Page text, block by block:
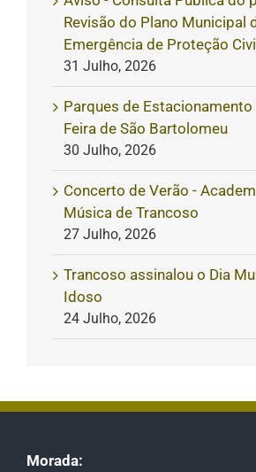
Revisão do Plano Municipal
Emergência de Proteção
31 Julho, 2026
Parques de Estacionamento
Feira de São Bartolomeu
30 Julho, 2026
Concerto de Verão -
Música de Trancoso
27 Julho, 2026
Trancoso assinalou o Dia
Idoso
24 Julho, 2026
Morada: